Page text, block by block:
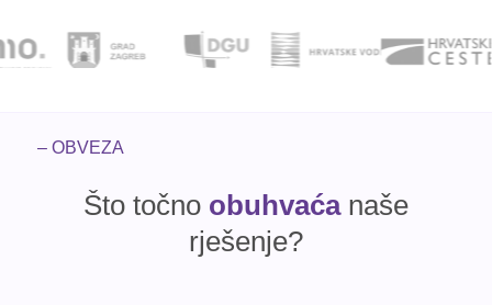
– OBVEZA
Što točno obuhvaćanaše
rješenje?